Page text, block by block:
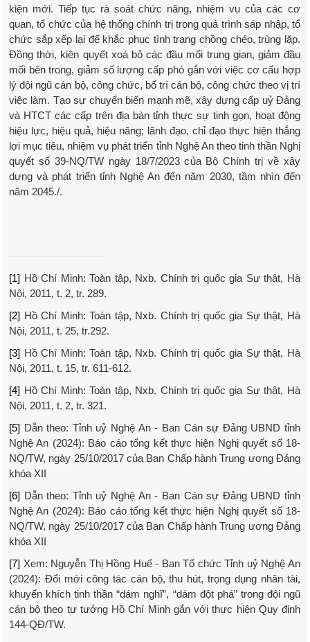
kiện mới. Tiếp tục rà soát chức năng, nhiệm vụ của các cơ
quan, tổ chức của hệ thống chính trị trong quá trình sáp nhập, tổ
chức sắp xếp lại để khắc phục tình trạng chồng chéo, trùng lặp.
Đồng thời, kiên quyết xoá bỏ các đầu mối trung gian, giảm đầu
mối bên trong, giảm số lượng cấp phó gắn với việc cơ cấu hợp
lý đội ngũ cán bộ, công chức, bố trí cán bộ, công chức theo vị trí
việc làm. Tạo sự chuyển biến mạnh mẽ, xây dựng cấp uỷ Đảng
và HTCT các cấp trên địa bàn tỉnh thực sự tinh gọn, hoạt động
hiệu lực, hiệu quả, hiệu năng; lãnh đạo, chỉ đạo thực hiện thắng
lợi mục tiêu, nhiệm vụ phát triển tỉnh Nghệ An theo tinh thần Nghị
quyết số 39-NQ/TW ngày 18/7/2023 của Bộ Chính trị về xây
dựng và phát triển tỉnh Nghệ An đến năm 2030, tầm nhìn đến
năm 2045./.
[1] Hồ Chí Minh: Toàn tập, Nxb. Chính trị quốc gia Sự thật, Hà
Nội, 2011, t. 2, tr. 289.
[2] Hồ Chí Minh: Toàn tập, Nxb. Chính trị quốc gia Sự thật, Hà
Nội, 2011, t. 25, tr.292.
[3] Hồ Chí Minh: Toàn tập, Nxb. Chính trị quốc gia Sự thật, Hà
Nội, 2011, t. 15, tr. 611-612.
[4] Hồ Chí Minh: Toàn tập, Nxb. Chính trị quốc gia Sự thật, Hà
Nội, 2011, t. 2, tr. 321.
[5] Dẫn theo: Tỉnh uỷ Nghệ An - Ban Cán sự Đảng UBND tỉnh
Nghệ An (2024): Báo cáo tổng kết thực hiện Nghị quyết số 18-
NQ/TW, ngày 25/10/2017 của Ban Chấp hành Trung ương Đảng
khóa XII
[6] Dẫn theo: Tỉnh uỷ Nghệ An - Ban Cán sự Đảng UBND tỉnh
Nghệ An (2024): Báo cáo tổng kết thực hiện Nghị quyết số 18-
NQ/TW, ngày 25/10/2017 của Ban Chấp hành Trung ương Đảng
khóa XII
[7] Xem: Nguyễn Thị Hồng Huế - Ban Tổ chức Tỉnh uỷ Nghệ An
(2024): Đổi mới công tác cán bộ, thu hút, trọng dụng nhân tài,
khuyến khích tinh thần “dám nghĩ”, “dám đột phá” trong đội ngũ
cán bộ theo tư tưởng Hồ Chí Minh gắn với thực hiện Quy định
144-QĐ/TW.